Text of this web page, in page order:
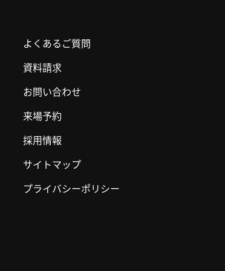
よくあるご質問
資料請求
お問い合わせ
来場予約
採用情報
サイトマップ
プライバシーポリシー